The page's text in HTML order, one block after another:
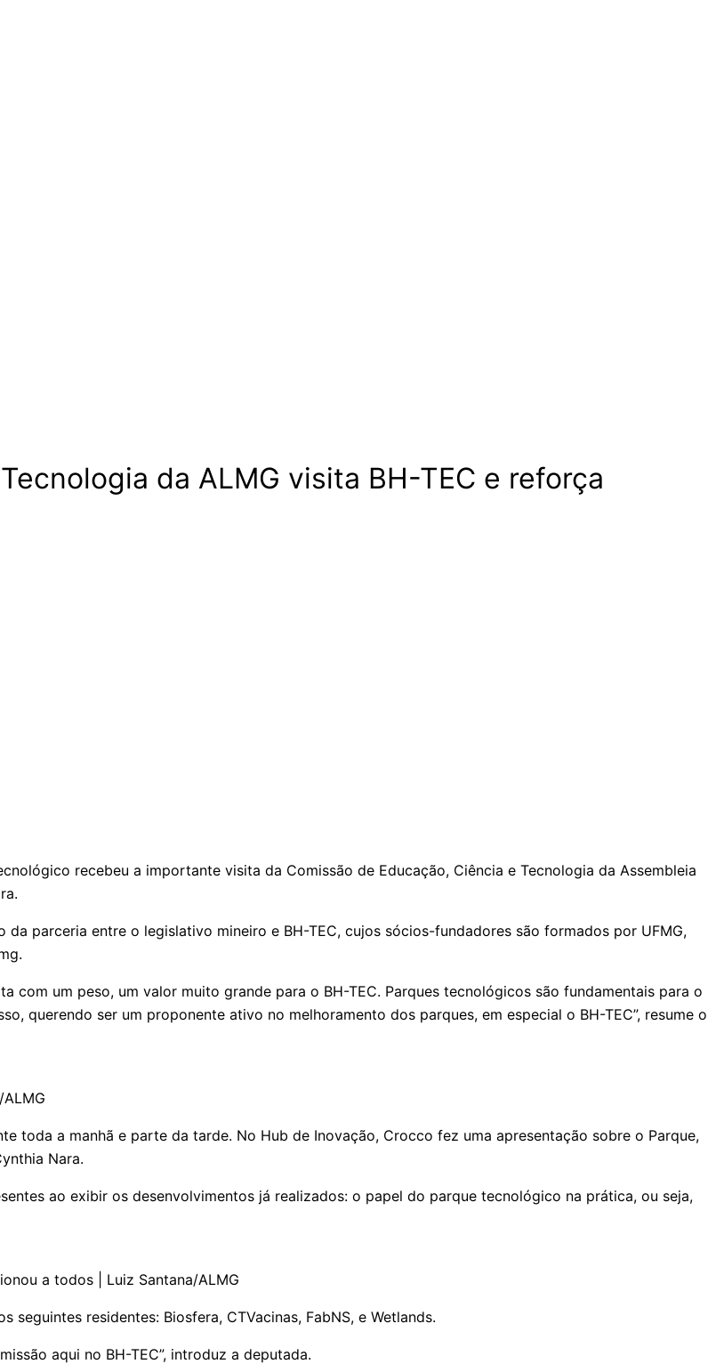
da ALMG visita BH-TEC e reforça
recebeu a importante visita da Comissão de Educação, Ciência e Tecnologia da Assembleia
parceria entre o legislativo mineiro e BH-TEC, cujos sócios-fundadores são formados por UFMG,
com um peso, um valor muito grande para o BH-TEC. Parques tecnológicos são fundamentais para o
querendo ser um proponente ativo no melhoramento dos parques, em especial o BH-TEC”, resume o
toda a manhã e parte da tarde. No Hub de Inovação, Crocco fez uma apresentação sobre o Parque,
Nara.
ao exibir os desenvolvimentos já realizados: o papel do parque tecnológico na prática, ou seja,
a todos | Luiz Santana/ALMG
residentes: Biosfera, CTVacinas, FabNS, e Wetlands.
aqui no BH-TEC”, introduz a deputada.